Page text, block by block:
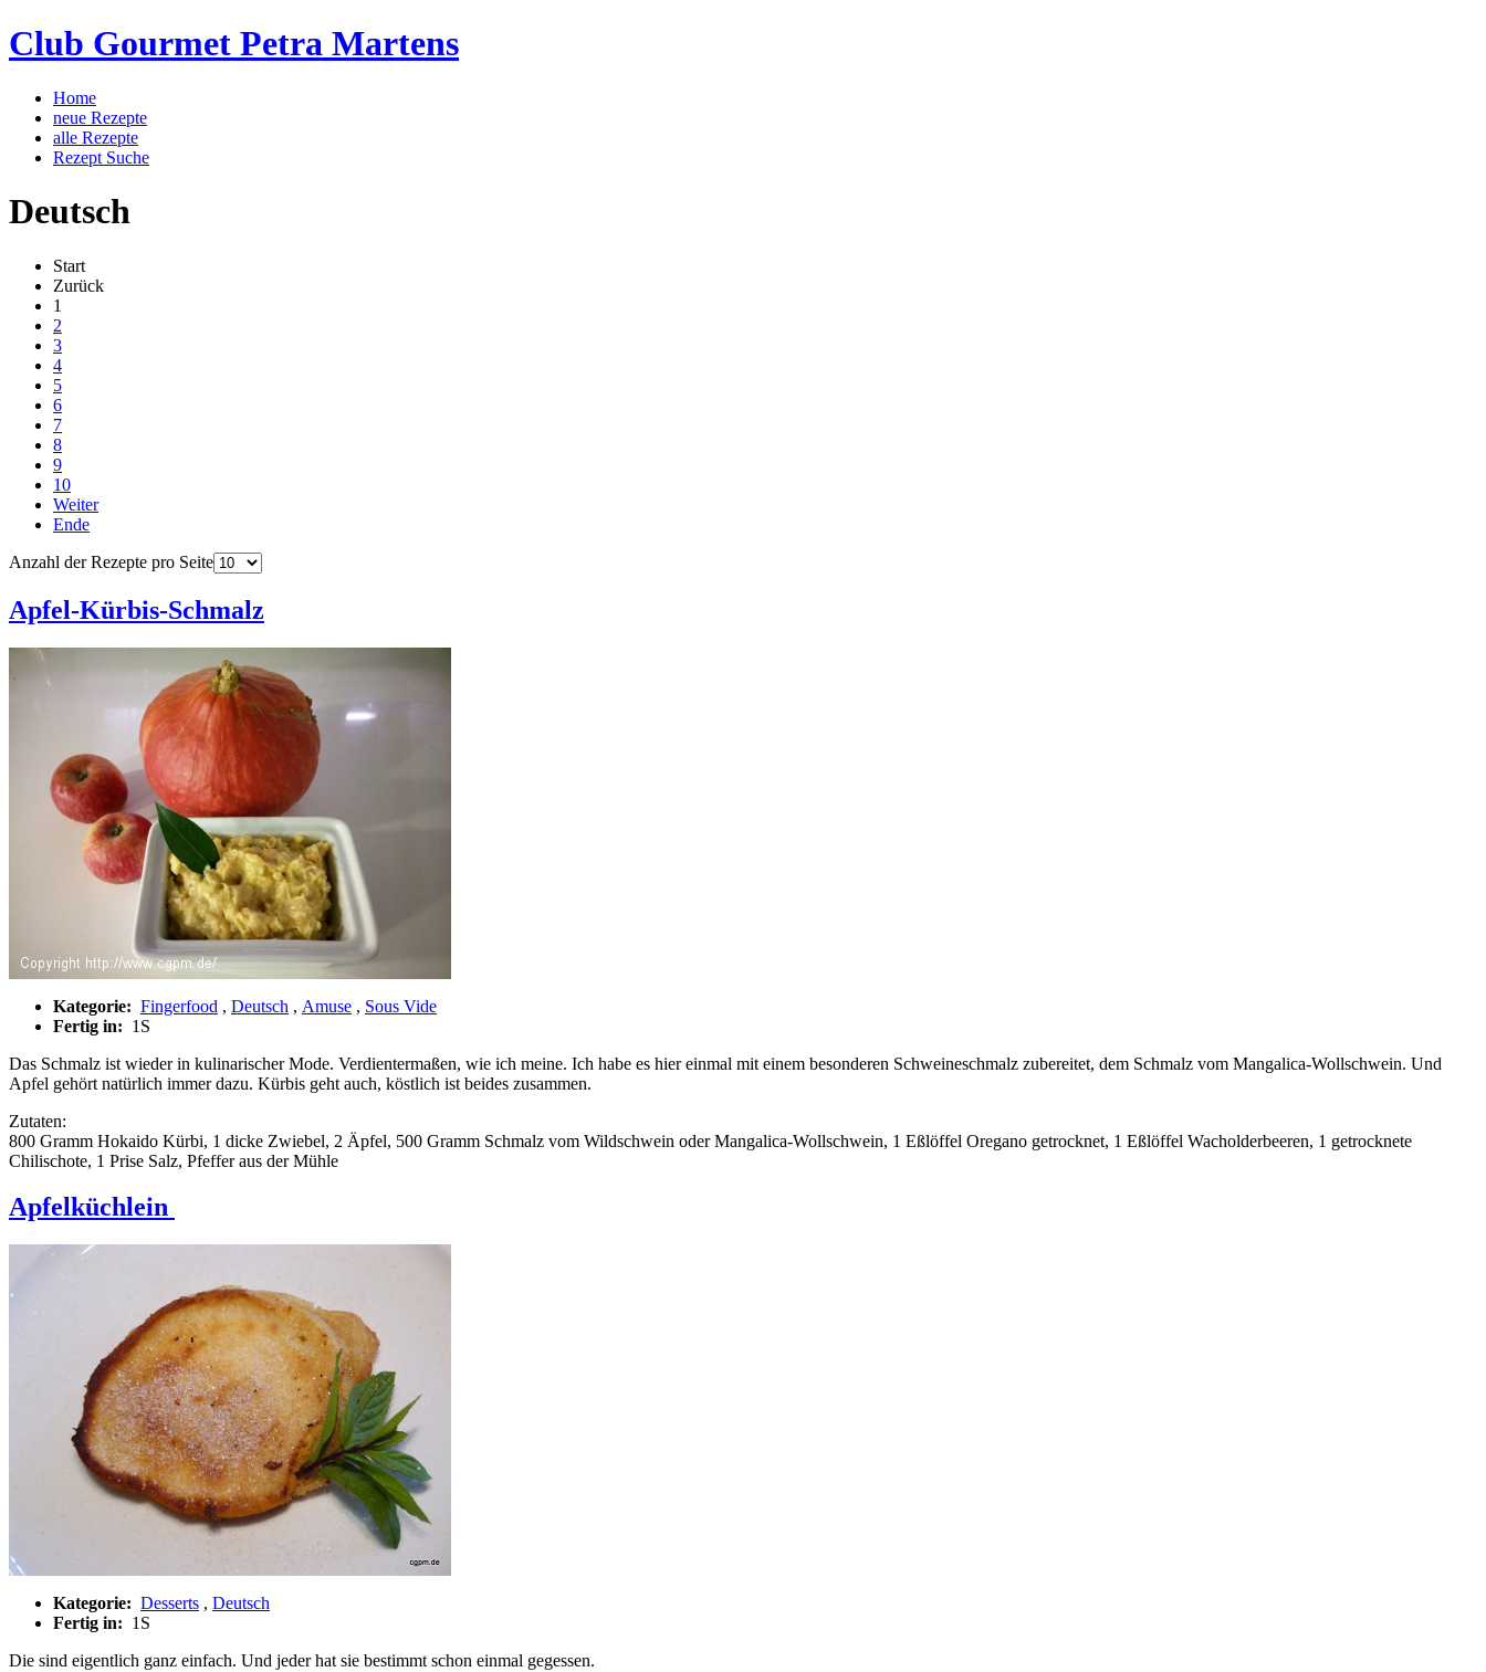
Club Gourmet Petra Martens
Home
neue Rezepte
alle Rezepte
Rezept Suche
Deutsch
Start
Zurück
1
2
3
4
5
6
7
8
9
10
Weiter
Ende
Anzahl der Rezepte pro Seite
Apfel-Kürbis-Schmalz
Kategorie: Fingerfood , Deutsch , Amuse , Sous Vide
Fertig in: 1S
Das Schmalz ist wieder in kulinarischer Mode. Verdientermaßen, wie ich meine. Ich habe es hier einmal mit einem besonderen Schweineschmalz zubereitet, dem Schmalz vom Mangalica-Wollschwein. Und
Apfel gehört natürlich immer dazu. Kürbis geht auch, köstlich ist beides zusammen.
Zutaten:
800 Gramm Hokaido Kürbi, 1 dicke Zwiebel, 2 Äpfel, 500 Gramm Schmalz vom Wildschwein oder Mangalica-Wollschwein, 1 Eßlöffel Oregano getrocknet, 1 Eßlöffel Wacholderbeeren, 1 getrocknete
Chilischote, 1 Prise Salz, Pfeffer aus der Mühle
Apfelküchlein
Kategorie: Desserts , Deutsch
Fertig in: 1S
Die sind eigentlich ganz einfach. Und jeder hat sie bestimmt schon einmal gegessen.